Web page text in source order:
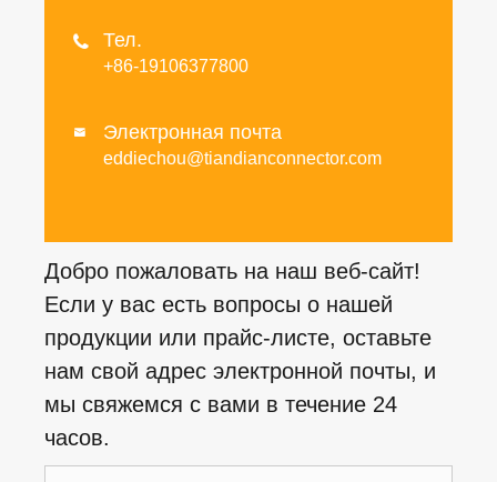
 Тел.
+86-19106377800
 Электронная почта
eddiechou@tiandianconnector.com
Добро пожаловать на наш веб-сайт!
Если у вас есть вопросы о нашей
продукции или прайс-листе, оставьте
нам свой адрес электронной почты, и
мы свяжемся с вами в течение 24
часов.